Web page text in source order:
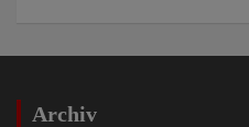
Archiv